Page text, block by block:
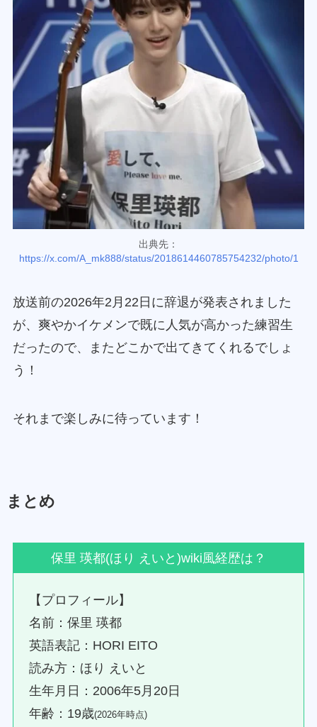
出典先：
https://x.com/A_mk888/status/2018614460785754232/photo/1
放送前の2026年2月22日に辞退が発表されました
が、爽やかイケメンで既に人気が高かった練習生
だったので、またどこかで出てきてくれるでしょ
う！
それまで楽しみに待っています！
まとめ
保里 瑛都(ほり えいと)wiki風経歴は？
【プロフィール】
名前：保里 瑛都
英語表記：HORI EITO
読み方：ほり えいと
生年月日：2006年5月20日
年齢：19歳(2026年時点)